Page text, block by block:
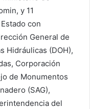
y 11
con
General de
Hidráulicas (DOH),
Corporación
de Monumentos
(SAG),
del